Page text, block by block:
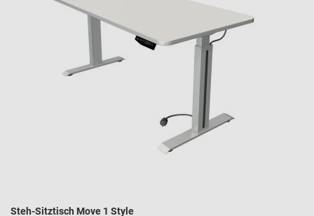
Steh-Sitztisch Move 1 Style